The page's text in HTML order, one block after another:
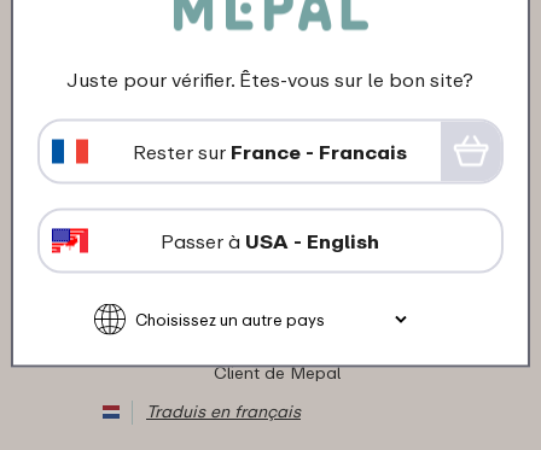
den etiketten"
Client de Mepal
Couleur: Retro green
"bijna onverwoestbaar, fijn in gebruik"
★★★★★
★★★★★
Client de Mepal
Traduis en français
Juste pour vérifier. Êtes-vous sur le bon site?
Rester sur France - Francais
Passer à USA - English